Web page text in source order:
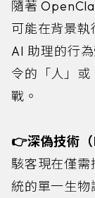
隨著
可能在背景
AI 助理的行
令的「人」或
戰。
👉深偽技術
駭客現在僅
統的單一生